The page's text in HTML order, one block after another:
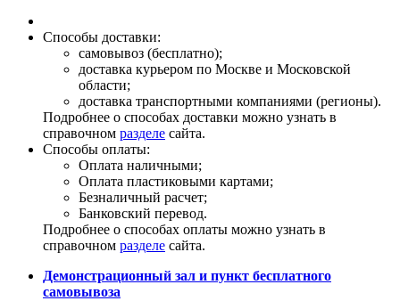
Способы доставки:
самовывоз (бесплатно);
доставка курьером по Москве и Московской
области;
доставка транспортными компаниями (регионы).
Подробнее о способах доставки можно узнать в
справочном разделе сайта.
Способы оплаты:
Оплата наличными;
Оплата пластиковыми картами;
Безналичный расчет;
Банковский перевод.
Подробнее о способах оплаты можно узнать в
справочном разделе сайта.
Демонстрационный зал и пункт бесплатного
самовывоза